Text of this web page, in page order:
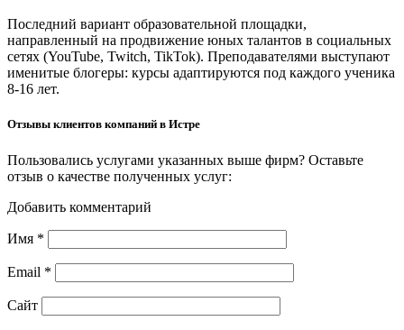
Последний вариант образовательной площадки,
направленный на продвижение юных талантов в социальных
сетях (YouTube, Twitch, TikTok). Преподавателями выступают
именитые блогеры: курсы адаптируются под каждого ученика
8-16 лет.
Отзывы клиентов компаний в Истре
Пользовались услугами указанных выше фирм? Оставьте
отзыв о качестве полученных услуг:
Добавить комментарий
Имя *
Email *
Сайт